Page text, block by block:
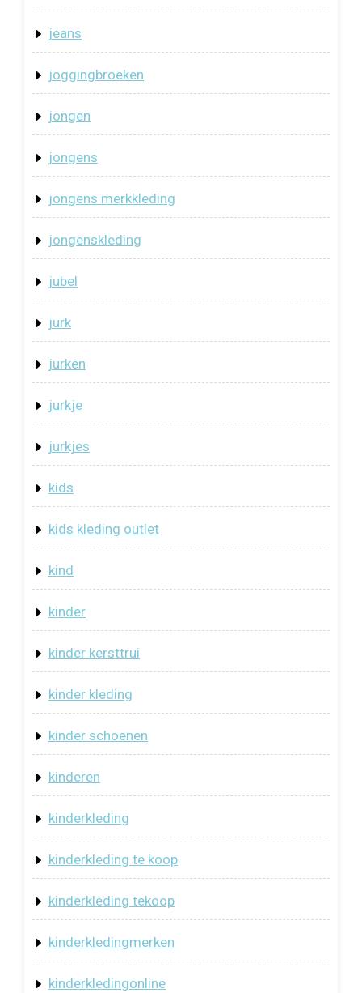
jeans
joggingbroeken
jongen
jongens
jongens merkkleding
jongenskleding
jubel
jurk
jurken
jurkje
jurkjes
kids
kids kleding outlet
kind
kinder
kinder kersttrui
kinder kleding
kinder schoenen
kinderen
kinderkleding
kinderkleding te koop
kinderkleding tekoop
kinderkledingmerken
kinderkledingonline